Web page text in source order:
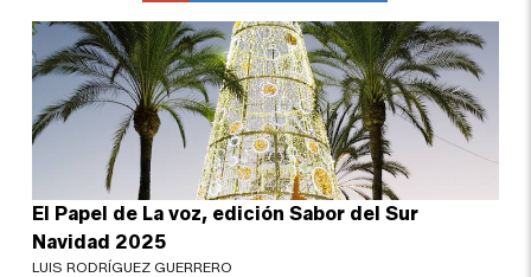
El Papel de La voz, edición Sabor del Sur
Navidad 2025
LUIS RODRÍGUEZ GUERRERO